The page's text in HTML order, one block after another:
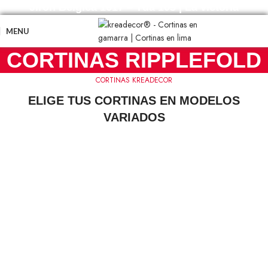
MENU
CORTINAS RIPPLEFOLD
CORTINAS KREADECOR
ELIGE TUS CORTINAS EN MODELOS
VARIADOS